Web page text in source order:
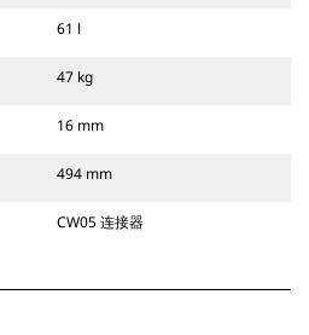
61 l
47 kg
16 mm
494 mm
CW05 连接器